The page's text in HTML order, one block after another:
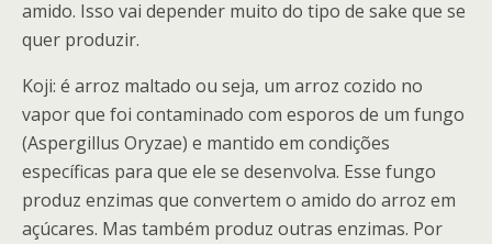
amido. Isso vai depender muito do tipo de sake que se
quer produzir.
Koji: é arroz maltado ou seja, um arroz cozido no
vapor que foi contaminado com esporos de um fungo
(Aspergillus Oryzae) e mantido em condições
específicas para que ele se desenvolva. Esse fungo
produz enzimas que convertem o amido do arroz em
açúcares. Mas também produz outras enzimas. Por